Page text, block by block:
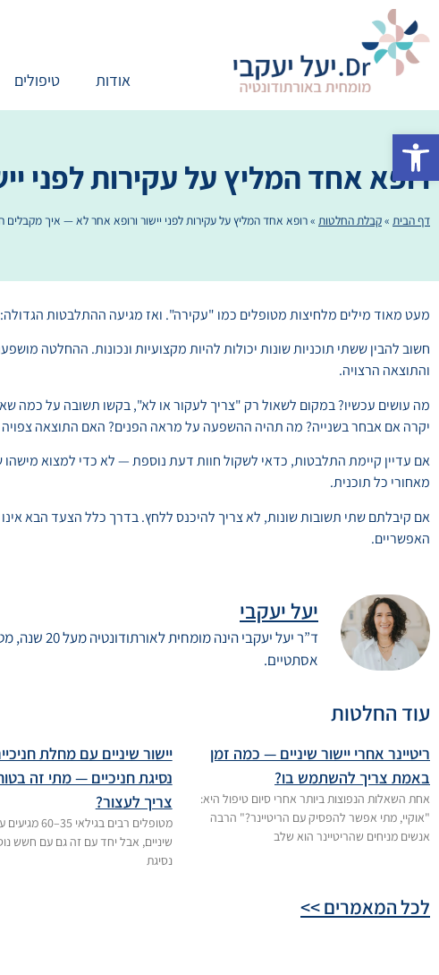
אודות טיפולים
רופא אחד המליץ על עקירות לפני
דף הבית »קבלת החלטות »רופא אחד המליץ על עקירות לפני יישור ורופא אחר לא — איך
מעט מאוד מילים מלחיצות מטופלים כמו "עקירה". ואז מגיעה ההתלבטות הגדולה:
חשוב להבין ששתי תוכניות שונות יכולות להיות מקצועיות ונכונות. ההחלטה
והתוצאה הרצויה.
מה עושים עכשיו? במקום לשאול רק "צריך לעקור או לא", בקשו תשובה על כמה
יקרה אם אבחר בשנייה? מה תהיה ההשפעה על מראה הפנים? האם התוצאה צפויה
אם עדיין קיימת התלבטות, כדאי לשקול חוות דעת נוספת — לא כדי למצוא מישהו
מאחורי כל תוכנית.
אם קיבלתם שתי תשובות שונות, לא צריך להיכנס ללחץ. בדרך כלל הצעד הבא
האפשריים.
יעל יעקבי
ד”ר יעל
אסתטיים.
עוד החלטות
ריטיינר אחרי יישור שיניים — כמה זמן
באמת צריך להשתמש בו?
אחת השאלות הנפוצות ביותר אחרי סיום טיפול היא:
"אוקיי, מתי אפשר להפסיק עם הריטיינר?" הרבה
אנשים מניחים שהריטיינר הוא שלב
יישור שיניים עם מחלת
נסיגת חניכיים — מתי זה
צריך לעצור?
מטופלים רבים
שיניים, אבל יחד עם זה גם עם חשש
נסיגת
לכל המאמרים >>
פתח סרגל נגישות